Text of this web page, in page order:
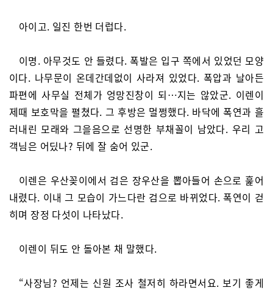
아이고. 일진 한번 더럽다.
이명. 아무것도 안 들렸다. 폭발은 입구 쪽에서 있었던 모양
이다. 나무문이 온데간데없이 사라져 있었다. 폭압과 날아든
파편에 사무실 전체가 엉망진창이 되…지는 않았군. 이렌이
제때 보호막을 펼쳤다. 그 후방은 멀쩡했다. 바닥에 폭연과 흘
러내린 모래와 그을음으로 선명한 부채꼴이 남았다. 우리 고
객님은 어딨나? 뒤에 잘 숨어 있군.
이렌은 우산꽂이에서 검은 장우산을 뽑아들어 손으로 훑어
내렸다. 이내 그 모습이 가느다란 검으로 바뀌었다. 폭연이 걷
히며 장정 다섯이 나타났다.
이렌이 뒤도 안 돌아본 채 말했다.
“사장님? 언제는 신원 조사 철저히 하라면서요. 보기 좋게